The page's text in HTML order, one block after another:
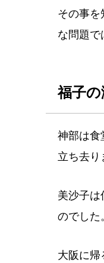
その事を
な問題で
福子
神部は食
立ち去り
美沙子は
のでした
大阪に帰